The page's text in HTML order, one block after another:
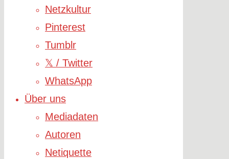
Netzkultur
Pinterest
Tumblr
𝕏 / Twitter
WhatsApp
Über uns
Mediadaten
Autoren
Netiquette